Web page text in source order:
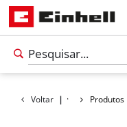
Voltar | Produtos